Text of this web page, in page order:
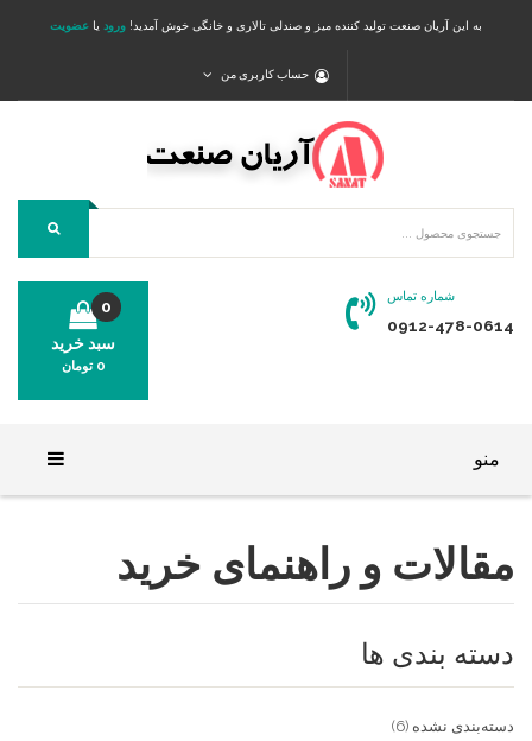
به این آریان صنعت تولید کننده میز و صندلی تالاری و خانگی خوش آمدید! ورود یا عضویت
حساب کاربری من
شماره تماس
0912-478-0614
سبد خرید
0
0 تومان
منو
فروشگاه
میز و صندلی خانگی
تماس با ما
مقالات و راهنمای خرید
دسته بندی ها
دسته‌بندی نشده (6)